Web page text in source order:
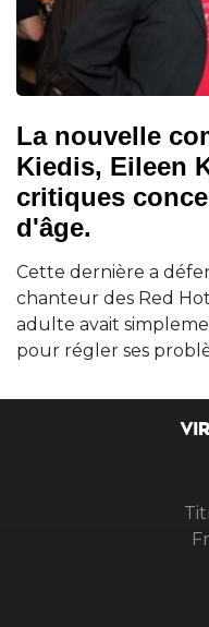
La nouvelle
Kiedis, Eileen
critiques
d'âge.
Cette dernière a
chanteur des Red
adulte avait
pour régler ses